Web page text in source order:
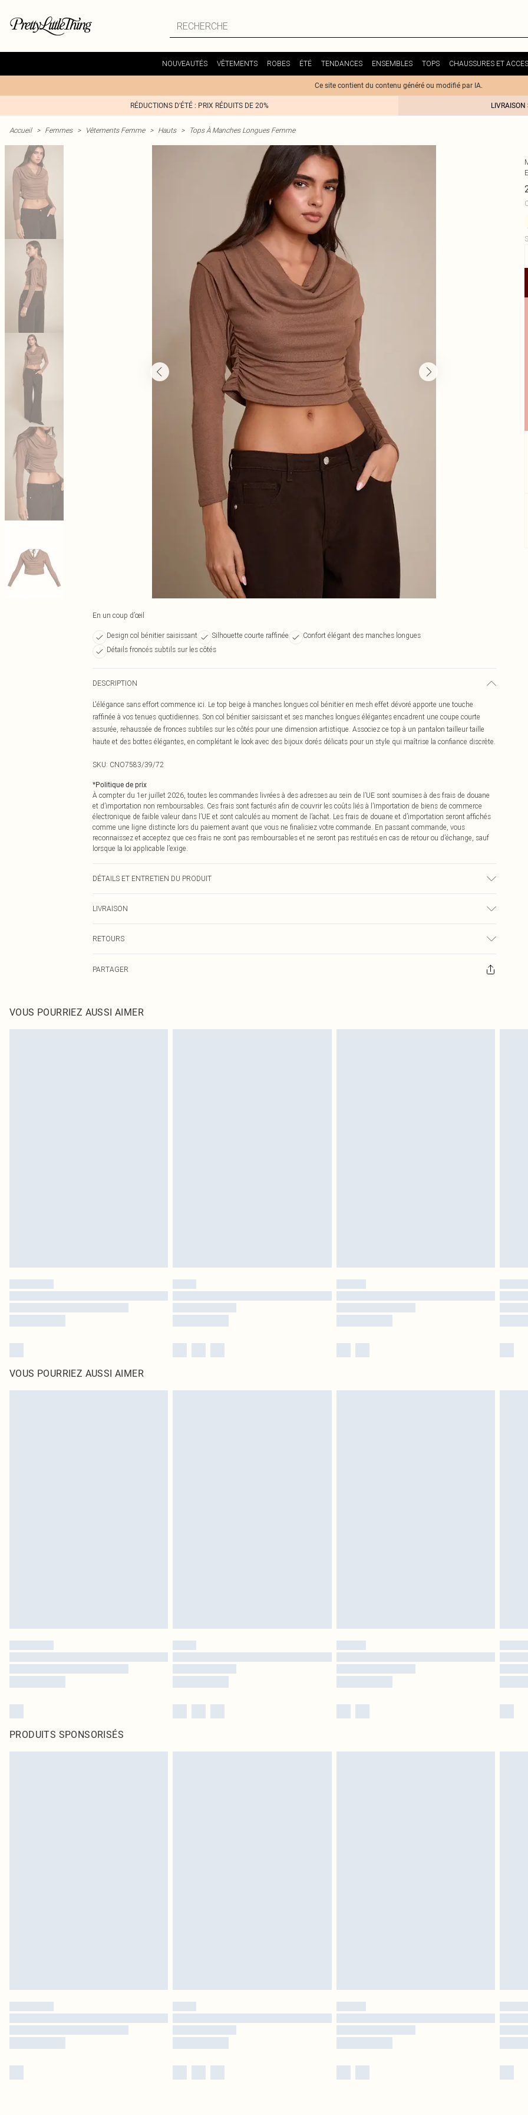
NOUVEAUTÉS VÊTEMENTS ROBES ÉTÉ TENDANCES ENSEMBLES TOPS CHAUSSURES ET
Ce site contient du contenu généré ou modifié par IA.
RÉDUCTIONS D'ÉTÉ : PRIX RÉDUITS DE 20%
Accueil > Femmes > Vêtements Femme > Hauts > Tops À Manches Longues Femme
En un coup d’œil
Design col bénitier saisissant Silhouette courte raffinée
Confort élégant des manches longues
Détails froncés subtils sur les côtés
DESCRIPTION
L'élégance sans effort commence ici. Le top beige à manches longues col bénitier en mesh effet dévoré apporte une touche
raffinée à vos tenues quotidiennes. Son col bénitier saisissant et ses manches longues élégantes encadrent une coupe courte
assurée, rehaussée de fronces subtiles sur les côtés pour une dimension artistique. Associez ce top à un pantalon tailleur taille
haute et des bottes élégantes, en complétant le look avec des bijoux dorés délicats pour un style qui maîtrise la confiance discrète.
SKU: CNO7583/39/72
*Politique de prix
À compter du 1er juillet 2026, toutes les commandes livrées à des adresses au sein de l’UE sont soumises à des frais de douane
et d’importation non remboursables. Ces frais sont facturés afin de couvrir les coûts liés à l’importation de biens de commerce
électronique de faible valeur dans l’UE et sont calculés au moment de l’achat. Les frais de douane et d’importation seront affichés
comme une ligne distincte lors du paiement avant que vous ne finalisiez votre commande. En passant commande, vous
reconnaissez et acceptez que ces frais ne sont pas remboursables et ne seront pas restitués en cas de retour ou d’échange, sauf
lorsque la loi applicable l’exige.
DÉTAILS ET ENTRETIEN DU PRODUIT
LIVRAISON
€7.99
RETOURS
Veuillez noter que nous ne pouvons pas rembourser les masques tendance, les cosmétiques, les bijoux pour piercings, les jouets
également être essayées en intérieur. Les articles pour la maison, y compris le linge de lit, les matelas, les surmatelas et les
PARTAGER
VOUS POURRIEZ AUSSI AIMER
VOUS POURRIEZ AUSSI AIMER
PRODUITS SPONSORISÉS